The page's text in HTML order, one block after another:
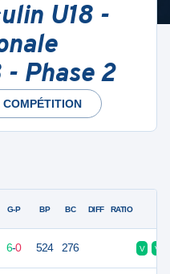
U18 -
- Phase 2
G-P BP BC DIFF RATIO
6-0 524 276 V V